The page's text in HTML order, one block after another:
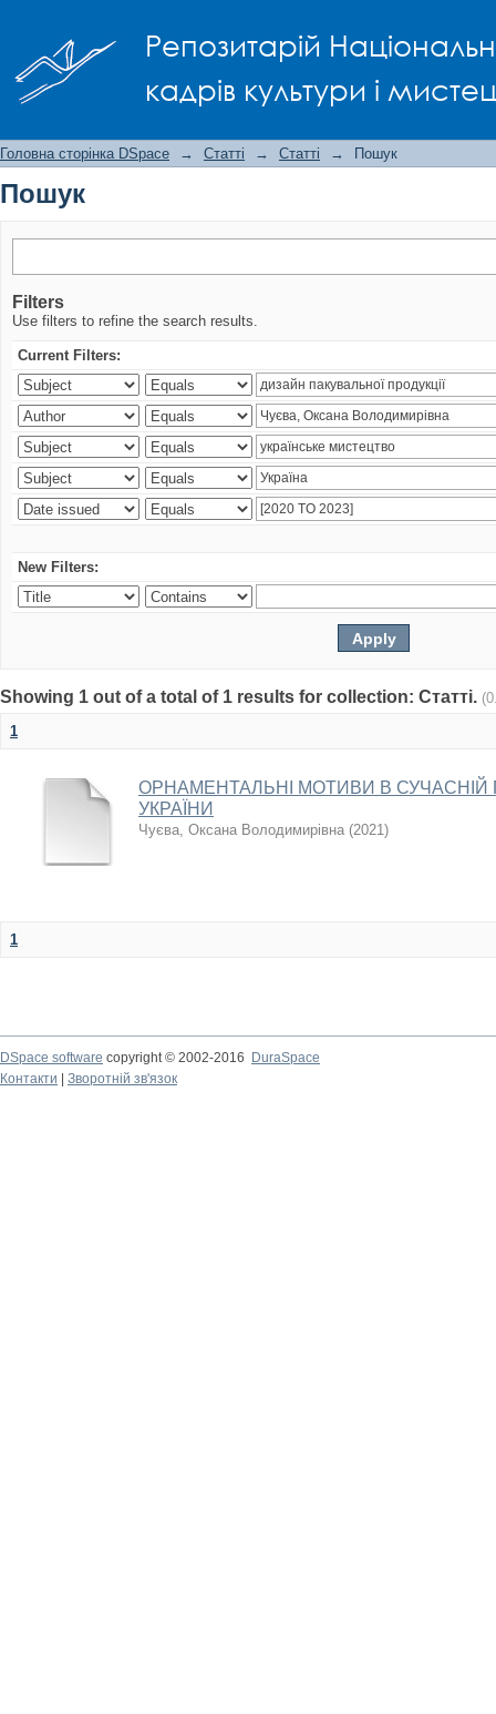
Репозитарій
кадрів культури і
Головна сторінка DSpace → Статті → Статті → Пошук
Пошук
Filters
Use filters to refine the search results.
Current Filters:
New Filters:
Showing 1 out of a total of 1 results for collection: Статті.
1
ОРНАМЕНТАЛЬНІ МОТИВИ В СУЧАСНІЙ
УКРАЇНИ
Чуєва, Оксана Володимирівна (2021)
1
DSpace software copyright © 2002-2016
DuraSpace
Контакти
Зворотній зв'язок